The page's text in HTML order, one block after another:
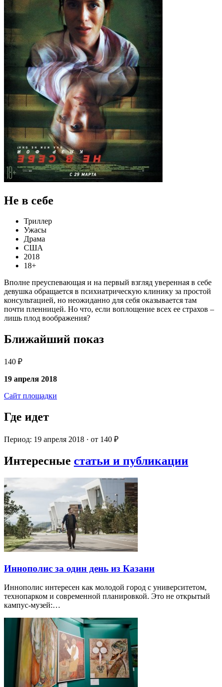
Не в себе
Триллер
Ужасы
Драма
США
2018
18+
Вполне преуспевающая и на первый взгляд уверенная в себе
девушка обращается в психиатрическую клинику за простой
консультацией, но неожиданно для себя оказывается там
почти пленницей. Но что, если воплощение всех ее страхов –
лишь плод воображения?
Ближайший показ
140 ₽
19 апреля 2018
Сайт площадки
Где идет
Период: 19 апреля 2018 · от 140 ₽
Интересные статьи и публикации
Иннополис за один день из Казани
Иннополис интересен как молодой город с университетом,
технопарком и современной планировкой. Это не открытый
кампус-музей:…